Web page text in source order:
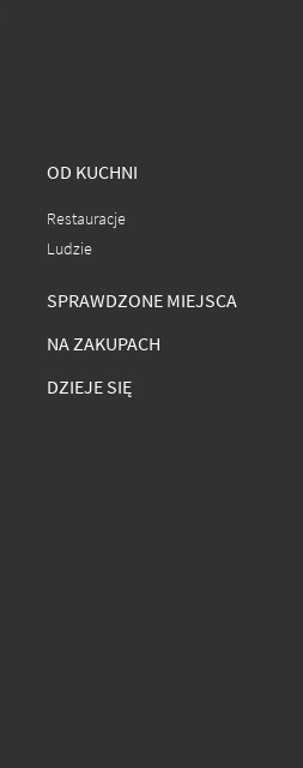
OD KUCHNI
Restauracje
Ludzie
SPRAWDZONE MIEJSCA
NA ZAKUPACH
DZIEJE SIĘ